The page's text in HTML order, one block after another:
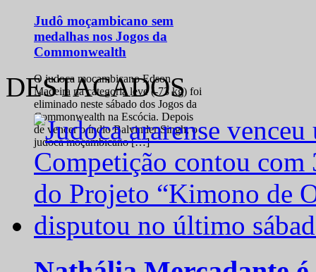
Judô moçambicano sem
medalhas nos Jogos da
Commonwealth
O judoca moçambicano Edson
Madeira na categoria leve (-73 kg) foi
eliminado neste sábado dos Jogos da
Commonwealth na Escócia. Depois
de vencer o índio Balvinder Singh, o
judoca moçambicano […]
DESTACADOS